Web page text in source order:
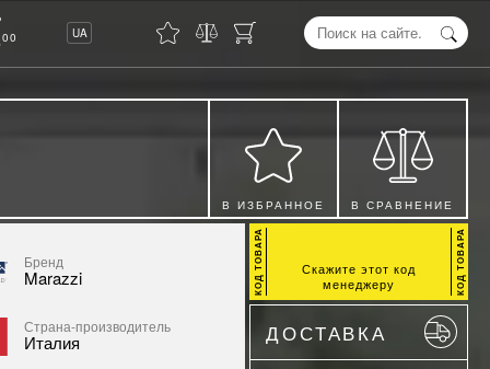
00 UA
В ИЗБРАННОЕ В СРАВНЕНИЕ
Бренд
Marazzi
Страна-производитель
Италия
Скажите этот код
менеджеру
ДОСТАВКА